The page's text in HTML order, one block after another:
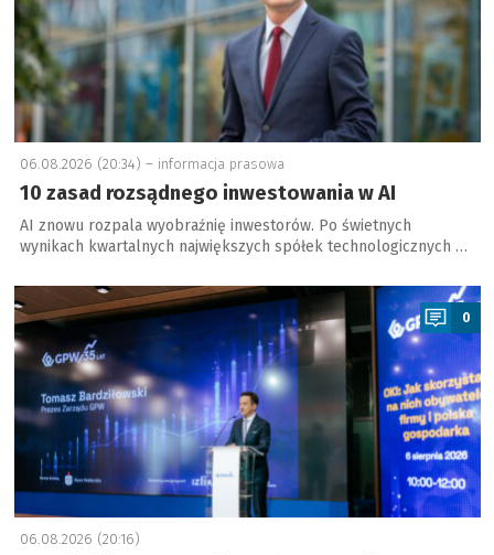
06.08.2026 (20:34) – informacja prasowa
10 zasad rozsądnego inwestowania w AI
AI znowu rozpala wyobraźnię inwestorów. Po świetnych
wynikach kwartalnych największych spółek technologicznych …
a
0
06.08.2026 (20:16)